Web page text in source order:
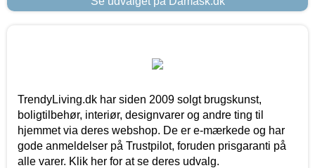
TrendyLiving.dk har siden 2009 solgt brugskunst,
boligtilbehør, interiør, designvarer og andre ting til
hjemmet via deres webshop. De er e-mærkede og har
gode anmeldelser på Trustpilot, foruden prisgaranti på
alle varer. Klik her for at se deres udvalg.